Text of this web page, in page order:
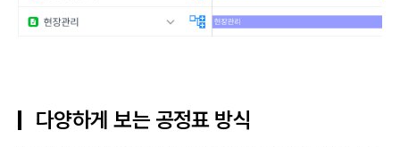
다양하게 보는 공정표 방식